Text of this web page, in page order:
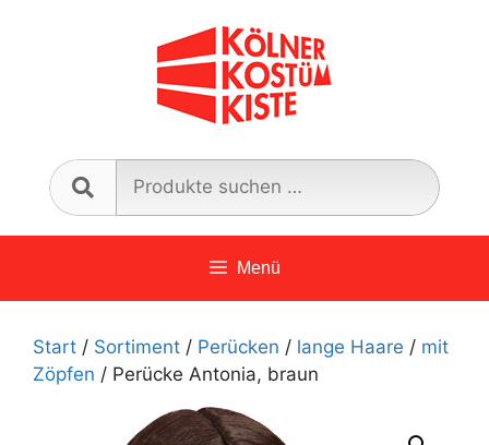
nach:
Menü
Start / Sortiment / Perücken / lange Haare / mit
Zöpfen / Perücke Antonia, braun